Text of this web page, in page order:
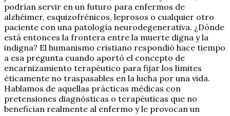
podrían servir en un futuro para enfermos de
alzhéimer, esquizofrénicos, leprosos o cualquier otro
paciente con una patología neurodegenerativa. ¿Dónde
está entonces la frontera entre la muerte digna y la
indigna? El humanismo cristiano respondió hace tiempo
a esa pregunta cuando aportó el concepto de
encarnizamiento terapéutico para fijar los límites
éticamente no traspasables en la lucha por una vida.
Hablamos de aquellas prácticas médicas con
pretensiones diagnósticas o terapéuticas que no
benefician realmente al enfermo y le provocan un